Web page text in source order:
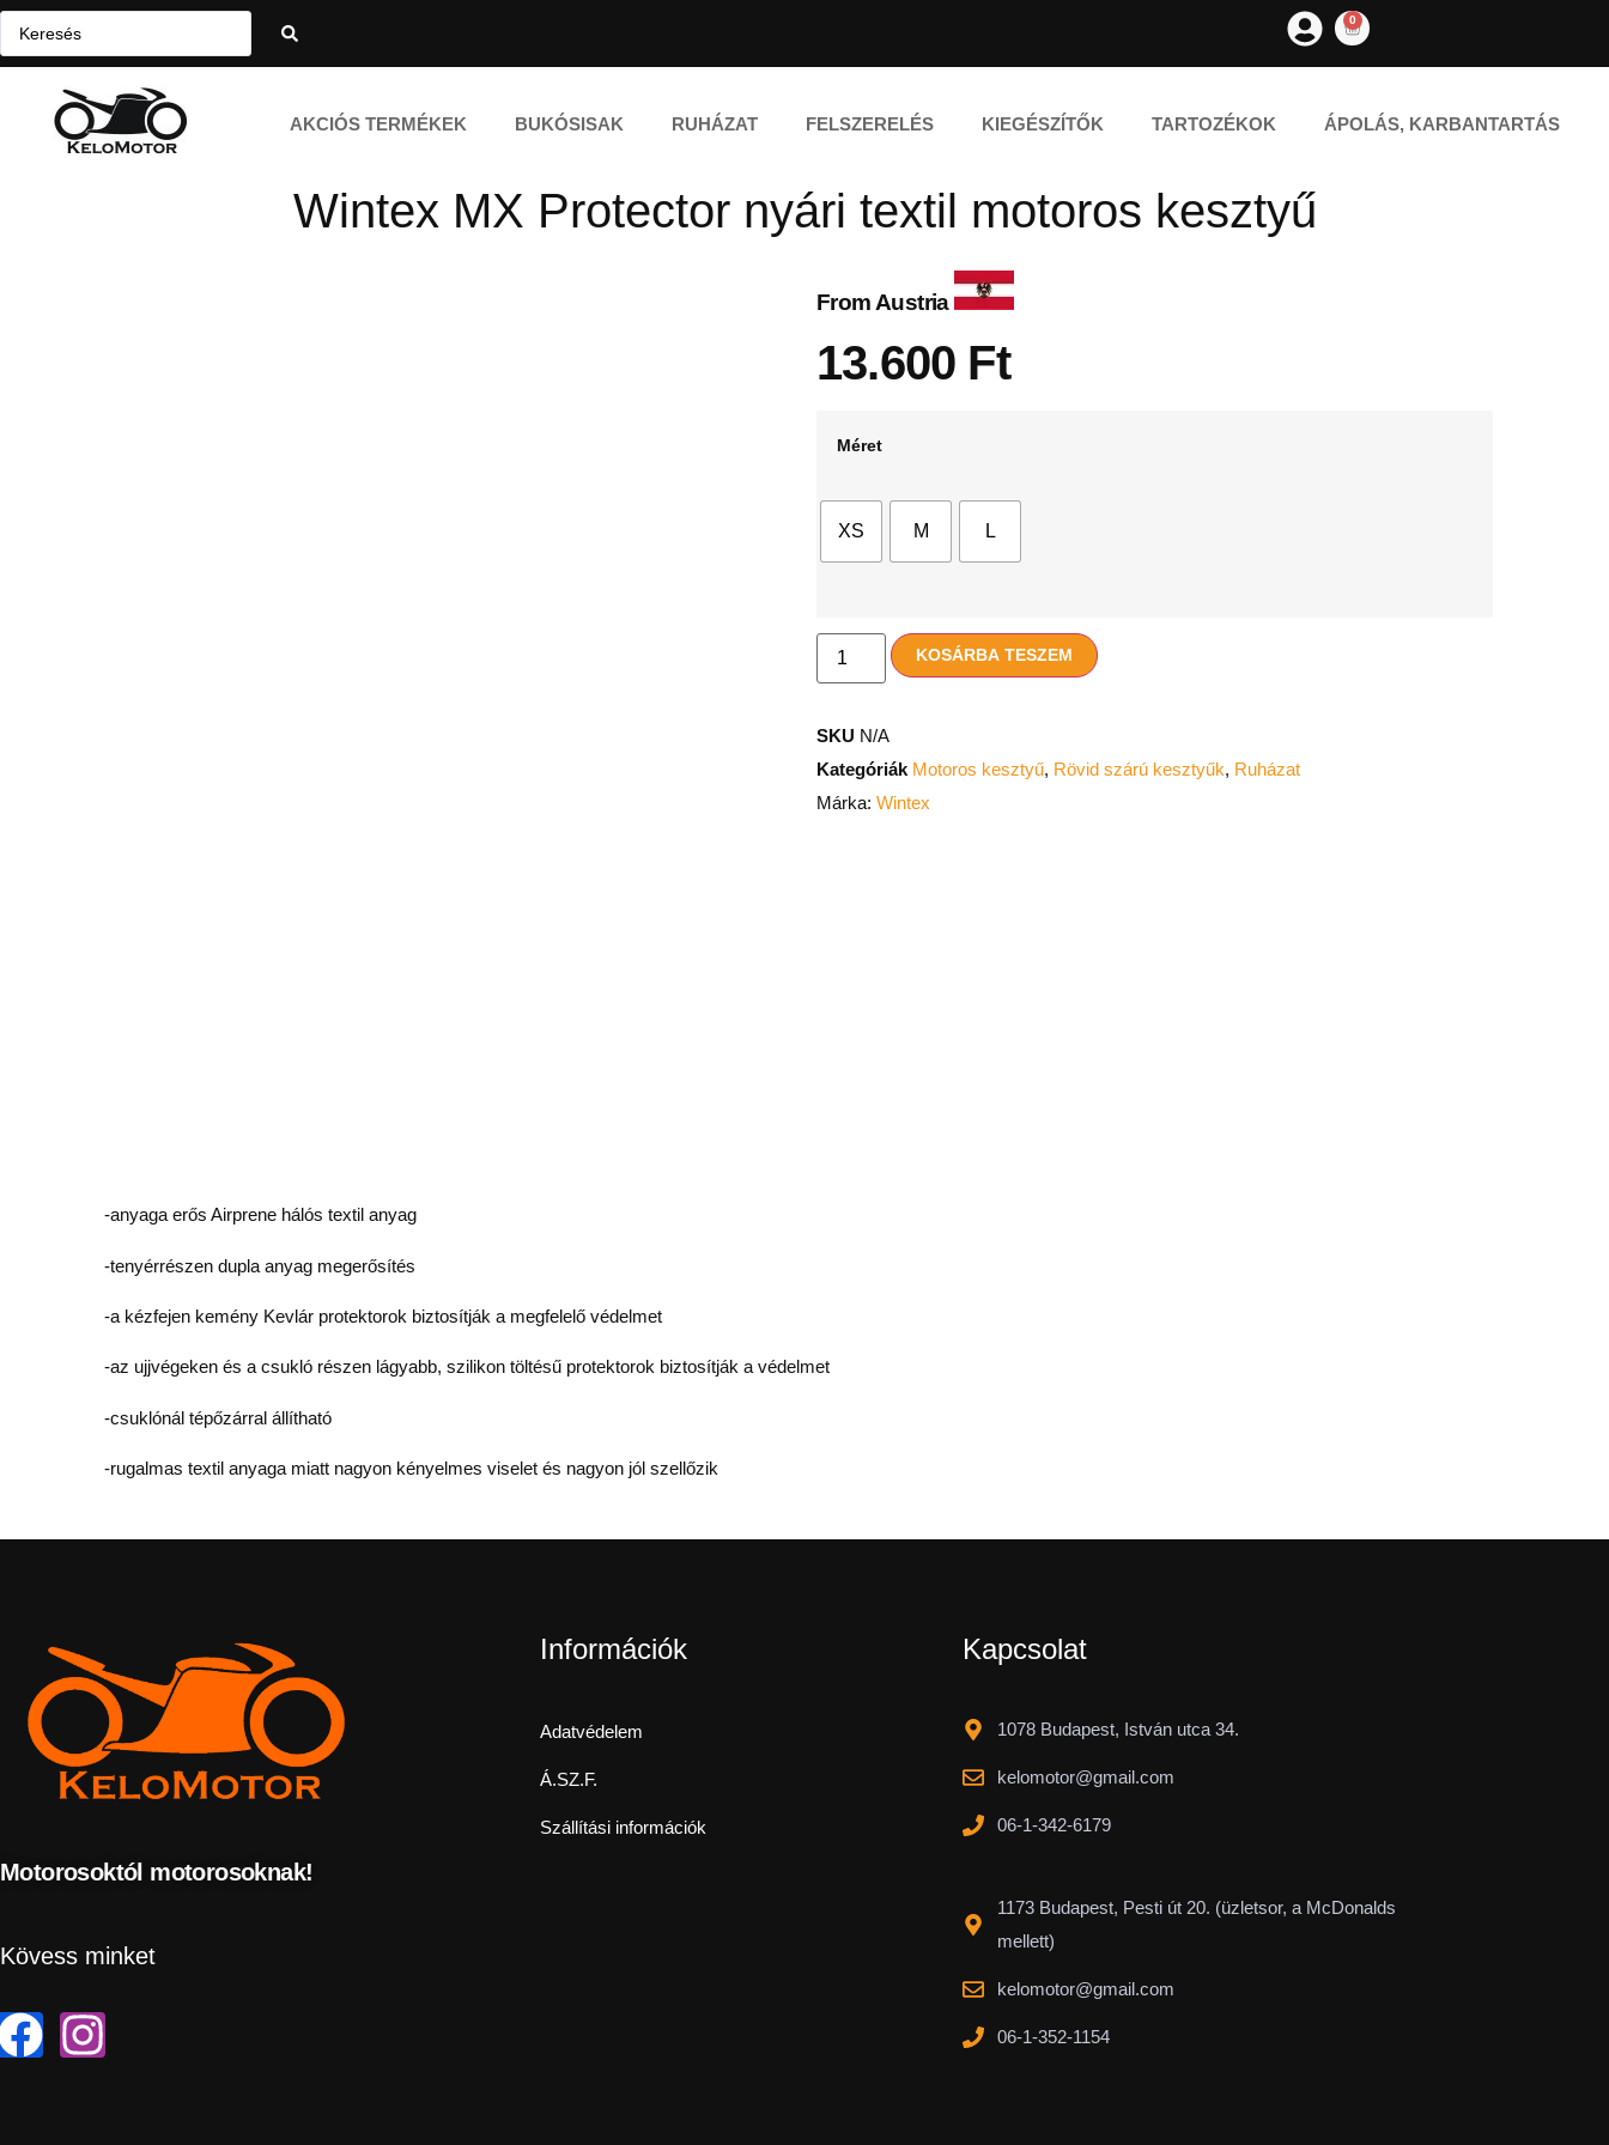
0
AKCIÓS TERMÉKEK BUKÓSISAK RUHÁZAT FELSZERELÉS KIEGÉSZÍTŐK TARTOZÉKOK ÁPOLÁS, KARBANTARTÁS
Wintex MX Protector nyári textil motoros kesztyű
From Austria
13.600 Ft
Méret
XS M L
KOSÁRBA TESZEM
SKU N/A
Kategóriák Motoros kesztyű, Rövid szárú kesztyűk, Ruházat
Márka: Wintex
-anyaga erős Airprene hálós textil anyag
-tenyérrészen dupla anyag megerősítés
-a kézfejen kemény Kevlár protektorok biztosítják a megfelelő védelmet
-az ujjvégeken és a csukló részen lágyabb, szilikon töltésű protektorok biztosítják a védelmet
-csuklónál tépőzárral állítható
-rugalmas textil anyaga miatt nagyon kényelmes viselet és nagyon jól szellőzik
Motorosoktól motorosoknak!
Kövess minket
Információk
Adatvédelem
Á.SZ.F.
Szállítási információk
Kapcsolat
1078 Budapest, István utca 34.
kelomotor@gmail.com
06-1-342-6179
1173 Budapest, Pesti út 20. (üzletsor, a McDonalds
mellett)
kelomotor@gmail.com
06-1-352-1154